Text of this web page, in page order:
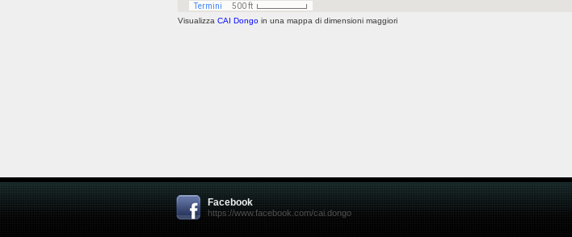
Visualizza CAI Dongo in una mappa di dimensioni maggiori
Facebook
https://www.facebook.com/cai.dongo